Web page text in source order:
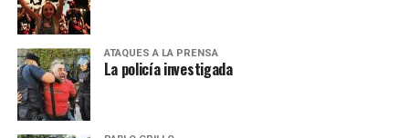
ATAQUES A LA PRENSA
La policía investigada